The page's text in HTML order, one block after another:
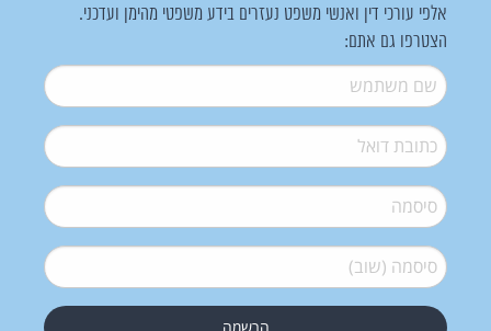
אלפי עורכי דין ואנשי משפט נעזרים בידע משפטי מהימן ועדכני.
הצטרפו גם אתם:
שם משתמש*
דואל*
סיסמה*
סיסמה (שוב)*